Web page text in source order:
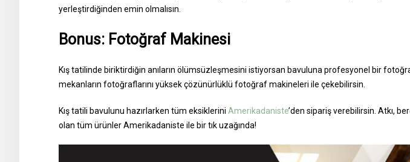
yerleştirdiğinden emin olmalısın.
Bonus: Fotoğraf Makinesi
Kış tatilinde biriktirdiğin anıların ölümsüzleşmesini istiyorsan bavuluna profesyonel bir
mekanların fotoğraflarını yüksek çözünürlüklü fotoğraf makineleri ile çekebilirsin.
Kış tatili bavulunu hazırlarken tüm eksiklerini Amerikadaniste’den sipariş verebilirsin. Atkı,
olan tüm ürünler Amerikadaniste ile bir tık uzağında!